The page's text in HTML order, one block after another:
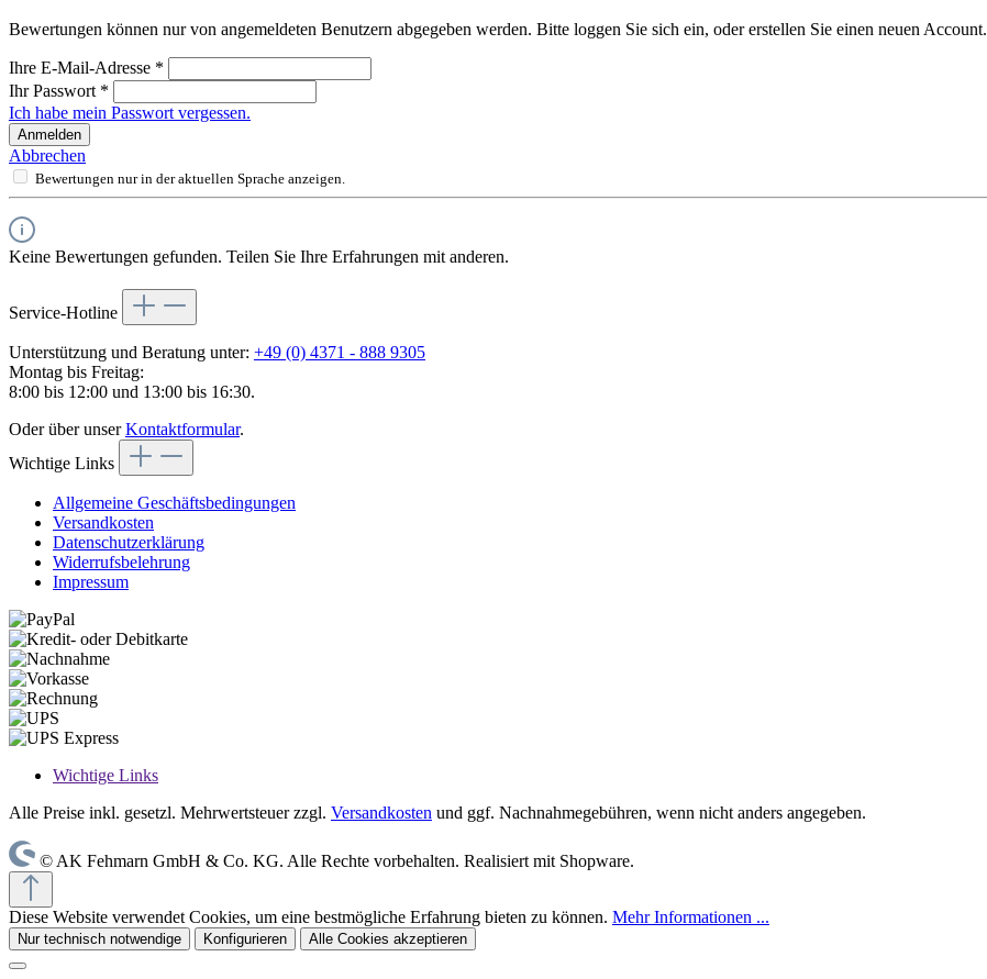
Bewertungen können nur von angemeldeten Benutzern abgegeben werden. Bitte loggen Sie sich ein, oder erstellen Sie einen neuen Account.
Ihre E-Mail-Adresse *
Ihr Passwort *
Ich habe mein Passwort vergessen.
Anmelden
Abbrechen
Bewertungen nur in der aktuellen Sprache anzeigen.
Keine Bewertungen gefunden. Teilen Sie Ihre Erfahrungen mit anderen.
Service-Hotline
Unterstützung und Beratung unter: +49 (0) 4371 - 888 9305
Montag bis Freitag:
8:00 bis 12:00 und 13:00 bis 16:30.
Oder über unserKontaktformular.
Wichtige Links
Allgemeine Geschäftsbedingungen
Versandkosten
Datenschutzerklärung
Widerrufsbelehrung
Impressum
Wichtige Links
Alle Preise inkl. gesetzl. Mehrwertsteuer zzgl. Versandkosten und ggf. Nachnahmegebühren, wenn nicht anders angegeben.
© AK Fehmarn GmbH & Co. KG. Alle Rechte vorbehalten. Realisiert mit Shopware.
Diese Website verwendet Cookies, um eine bestmögliche Erfahrung bieten zu können. Mehr Informationen ...
Nur technisch notwendige Konfigurieren Alle Cookies akzeptieren